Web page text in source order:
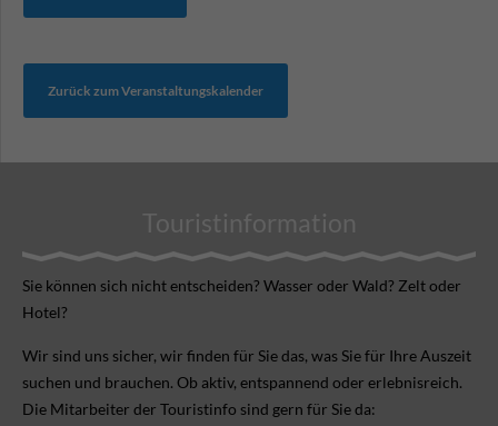
Zurück zum Veranstaltungskalender
Touristinformation
Sie können sich nicht ent­scheiden? Wasser oder Wald? Zelt oder
Hotel?
Wir sind uns sicher, wir finden für Sie das, was Sie für Ihre Aus­zeit
suchen und brauchen. Ob aktiv, ent­spannend oder erlebnis­reich.
Die Mitarbeiter der Touristinfo sind gern für Sie da: